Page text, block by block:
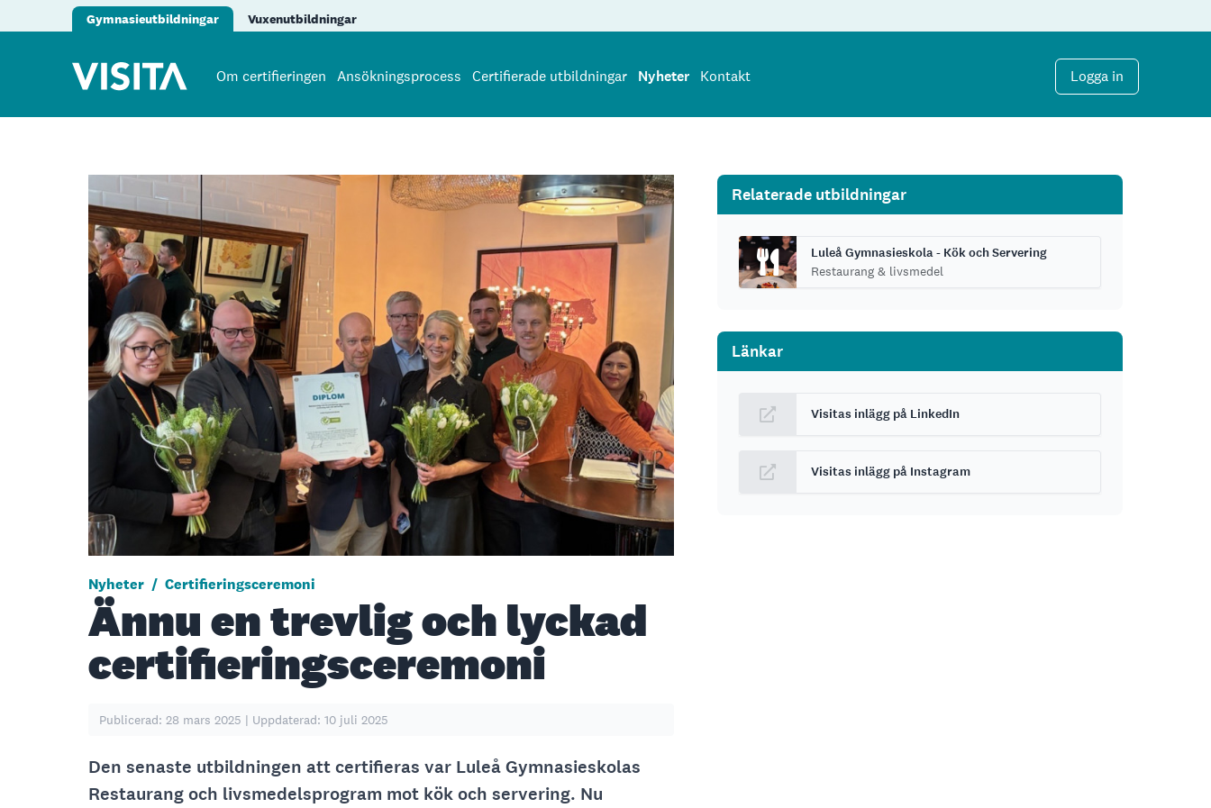
Gymnasieutbildningar Vuxenutbildningar
Om certifieringen Ansökningsprocess Certifierade utbildningar Nyheter Kontakt Logga in
Nyheter / Certifieringsceremoni
Ännu en trevlig och lyckad
certifieringsceremoni
Publicerad: 28 mars 2025 | Uppdaterad: 10 juli 2025
Den senaste utbildningen att certifieras var Luleå Gymnasieskolas
Restaurang och livsmedelsprogram mot kök och servering. Nu
Relaterade utbildningar
Luleå Gymnasieskola - Kök och Servering
Restaurang & livsmedel
Länkar
Visitas inlägg på LinkedIn
Visitas inlägg på Instagram